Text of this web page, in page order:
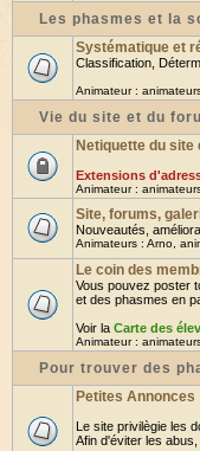
Les phasmes et la
Systématique et
Classification,
Animateur :
Vie du site et du
Netiquette du site
Extensions
Animateur :
Site, forums,
Nouveautés,
Animateurs : Arno
Le coin des
Vous pouvez poster
et des phasmes en
Voir la Carte des
Animateur :
Pour trouver des
Petites Annonces
Le site privilègie les
Afin d'éviter les abus,